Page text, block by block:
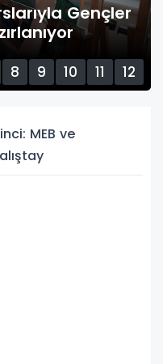
Gençler
8 9 10 11
12
MEB ve